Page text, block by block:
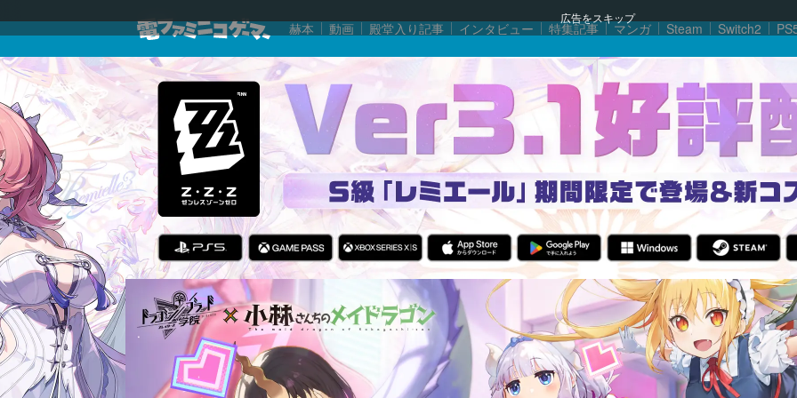
広告をスキップ
赫本 動画 殿堂入り記事 インタビュー 特集記事 マンガ Steam Switch2